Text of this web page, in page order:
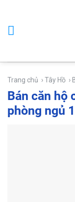
content
Trang chủ › Tây Hồ ›
Bán căn hộ
phòng ngủ